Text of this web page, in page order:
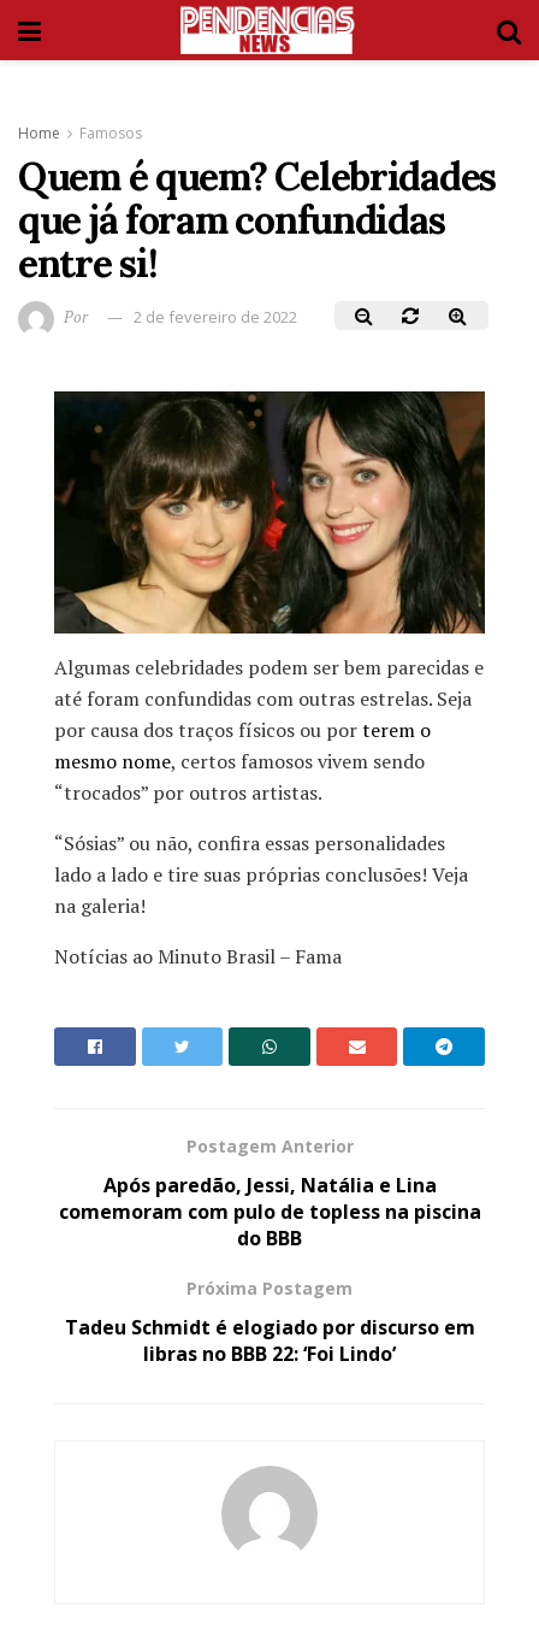
Home Famosos
Quem é quem? Celebridades
que já foram confundidas
entre si!
Por 2 de fevereiro de 2022
Algumas celebridades podem ser bem parecidas e
até foram confundidas com outras estrelas. Seja
por causa dos traços físicos ou porterem o
mesmo nome, certos famosos vivem sendo
“trocados” por outros artistas.
“Sósias” ou não, confira essas personalidades
lado a lado e tire suas próprias conclusões! Veja
na galeria!
Notícias ao Minuto Brasil – Fama
Postagem Anterior
Após paredão, Jessi, Natália e Lina
comemoram com pulo de topless na piscina
do BBB
Próxima Postagem
Tadeu Schmidt é elogiado por discurso em
libras no BBB 22: ‘Foi Lindo’